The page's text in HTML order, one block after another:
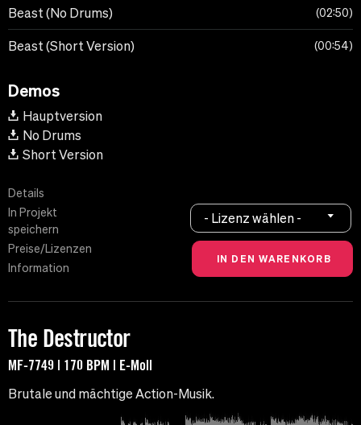
Beast (No Drums) 02:50
Beast (Short Version) 00:54
Demos
Hauptversion
No Drums
Short Version
Details
In Projekt
speichern
Preise/Lizenzen
Information
- Lizenz wählen -
The Destructor
MF-7749 | 170 BPM | E-Moll
Brutale und mächtige Action-Musik.